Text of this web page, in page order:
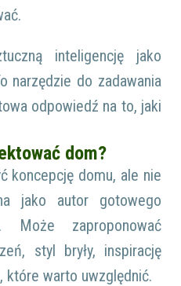
inteligencję jako
narzędzie do zadawania
odpowiedź na to, jaki
dom?
koncepcję domu, ale nie
jako autor gotowego
Może zaproponować
styl bryły, inspirację
które warto uwzględnić.